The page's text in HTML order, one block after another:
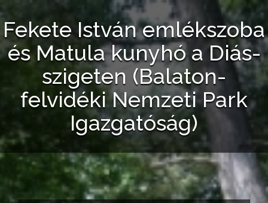
Fekete István emlékszoba
és Matula kunyhó a Diás-
szigeten (Balaton-
felvidéki Nemzeti Park
Igazgatóság)